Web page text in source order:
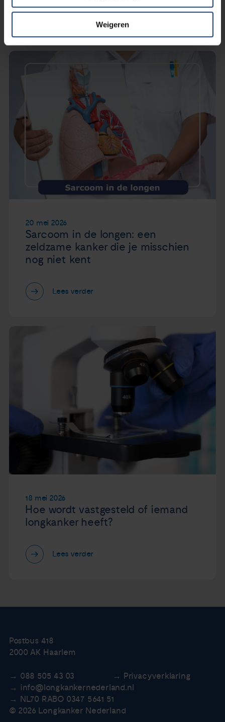
Weigeren
Lees verder
20 mei 2026
Sarcoom in de longen: een
zeldzame kanker die je misschien
nog niet kent
Lees verder
18 mei 2026
Hoe wordt vastgesteld of iemand
longkanker heeft?
Lees verder
Postbus 418
2000 AK Haarlem
088 505 43 03
Privacyverklaring
info@longkankernederland.nl
NL70 RABO 0347 5641 51
© 2026 Longkanker Nederland